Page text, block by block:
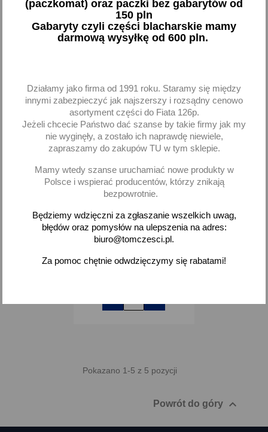
Dodaj
+
Brak na stanie
Uszczelka tłumika Fiat
125P FSO Fiat 1300 1500
12,09 zł brutto
favorite_border
Pokazano 1-5 z 5 pozycji
Powrót do góry 
(paczkomat) oraz paczki bez gabarytów od
150 pln
Gabaryty czyli części blacharskie mamy
darmową wysyłkę od 600 pln.
Działamy jako firma od 1991 roku. Staramy się między
innymi zabezpieczyć jak najszerszy i rozsądny cenowo
asortyment części do Fiata 126p.
Jeżeli chcecie Państwo dać szanse by takie firmy jak my
nie wyginęły, a zostało ich naprawdę niewiele,
zapraszamy do zakupów TU w tym sklepie.
Mamy wtedy szanse uruchamiać nowe produkty w
Polsce i wspierać producentów, którzy znikają
bezpowrotnie.
Będziemy wdzięczni za zgłaszanie wszelkich uwag,
błędów oraz pomysłów na ulepszenia na adres:
biuro@tomczesci.pl.
Za pomoc chętnie odwdzięczymy się rabatami!